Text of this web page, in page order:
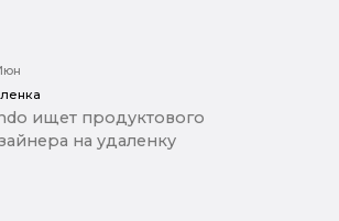
ищет продуктового
на удаленку